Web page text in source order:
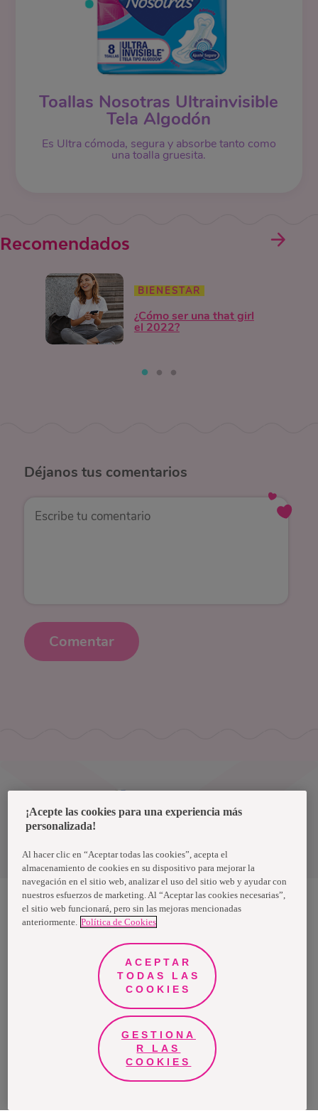
Toallas Nosotras Ultrainvisible
Tela Algodón
Es Ultra cómoda, segura y absorbe tanto como
una toalla gruesita.
Recomendados
BIENESTAR
¿Cómo ser una that girl
el 2022?
Déjanos tus comentarios
Comentar
Términos y condiciones
Nosotras, una marca de Essity - una compañía global líder en
mundo, utilizan nuestros productos, servicios y soluciones. Nuestro
propósito es romper barreras por el bienestar en beneficio de
consumidores, pacientes, cuidadores, clientes y la sociedad en
general. Vendemos en aproximadamente 150 países bajo las
principales marcas globales TENA y Tork, así como otras marcas
como Actimove, Cutimed, JOBST, Knix, Leukoplast, Libero, Libresse,
Lotus, Modibodi, Nosotras, Saba, Tempo, TOM Organic y Zewa. En
2024, Essity tuvo ventas de aproximadamente 13 mil millones de
euros y empleó a 36,000 personas. La sede de la compañía está
ubicada en Estocolmo, Suecia, y Essity cotiza en Nasdaq Estocolmo.
Más información en www.essity.com.
¡Acepte las cookies para una experiencia más
personalizada!
Al hacer clic en “Aceptar todas las cookies”, acepta el
almacenamiento de cookies en su dispositivo para mejorar la
navegación en el sitio web, analizar el uso del sitio web y ayudar con
nuestros esfuerzos de marketing. Al “Aceptar las cookies necesarias”,
el sitio web funcionará, pero sin las mejoras mencionadas
anteriormente. Política de Cookies
ACEPTAR
TODAS LAS
COOKIES
GESTIONA
R LAS
COOKIES